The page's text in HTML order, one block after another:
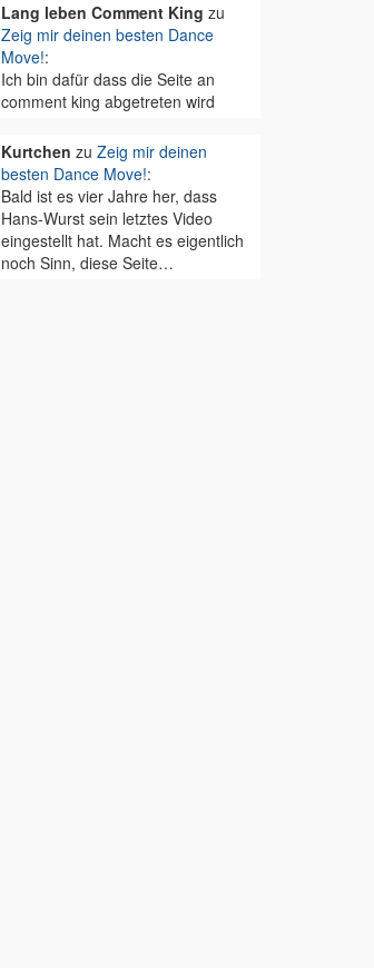
Lang leben Comment King zu
Zeig mir deinen besten Dance
Move!:
Ich bin dafür dass die Seite an
comment king abgetreten wird
Kurtchen zu Zeig mir deinen
besten Dance Move!:
Bald ist es vier Jahre her, dass
Hans-Wurst sein letztes Video
eingestellt hat. Macht es eigentlich
noch Sinn, diese Seite…